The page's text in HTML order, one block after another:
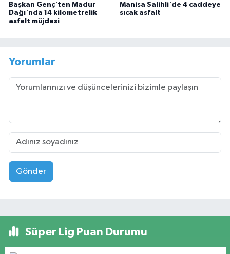
Başkan Genç'ten Madur
Dağı'nda 14 kilometrelik
asfalt müjdesi
Manisa Salihli'de 4 caddeye
sıcak asfalt
Yorumlar
Gönder
Süper Lig Puan Durumu